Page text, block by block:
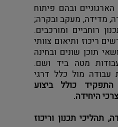
והטמעת תוכניות עבודה, מדידה, מעקב ובקרה;
במסגרת התפקיד נדרשים ריכוז ותיאום צוותי
התפקיד דורש יכולת עבודה מול כלל דרגי
היחידה.